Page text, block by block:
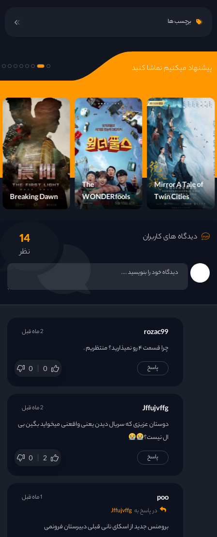
برچسب ها
پیشنهاد میکنیم تماشا کنید
The
WONDERfools
Breaking Dawn
Uncle Samsik
دیدگاه های کاربران 14
نظر
rozac99
چرا قسمت ۴ رو نمیذارید؟ منتظریم .
0 0
2 ماه قبل
پاسخ
Jffujvffg
دوستان عزیزی که سریال دیدن یعنی واقعنی میخواید بگین بی
ال نیست؟
0 2
2 ماه قبل
پاسخ
poo
در پاسخ به Jffujvffg
برومنس جدید از اسکای نانی قبلی دبیرستان فرونمی
1 ماه قبل